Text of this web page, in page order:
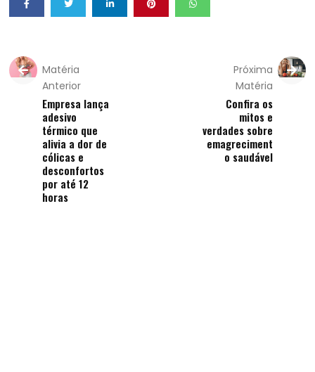
Matéria
Anterior
Empresa lança
adesivo
térmico que
alivia a dor de
cólicas e
desconfortos
por até 12
horas
Próxima
Matéria
Confira os
mitos e
verdades sobre
emagreciment
o saudável